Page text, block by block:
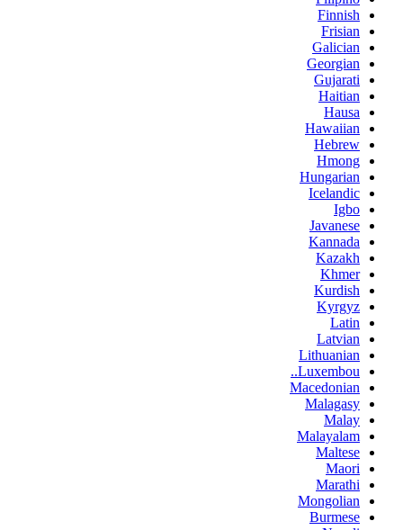
Finnish
Frisian
Galician
Georgian
Gujarati
Haitian
Hausa
Hawaiian
Hebrew
Hmong
Hungarian
Icelandic
Igbo
Javanese
Kannada
Kazakh
Khmer
Kurdish
Kyrgyz
Latin
Latvian
Lithuanian
Luxembou..
Macedonian
Malagasy
Malay
Malayalam
Maltese
Maori
Marathi
Mongolian
Burmese